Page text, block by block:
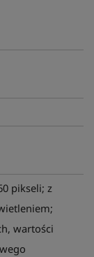
pikseli; z
wartości